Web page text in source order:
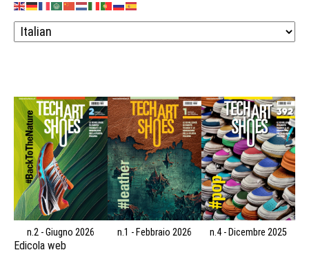
n.2 - Giugno 2026 n.1 - Febbraio 2026 n.4 - Dicembre 2025
Edicola web